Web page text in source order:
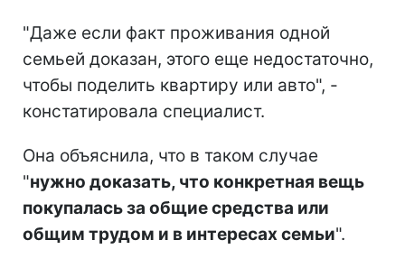
"Даже если факт проживания одной
семьей доказан, этого еще недостаточно,
чтобы поделить квартиру или авто", -
констатировала специалист.
Она объяснила, что в таком случае
"нужно доказать, что конкретная вещь
покупалась за общие средства или
общим трудом и в интересах семьи".